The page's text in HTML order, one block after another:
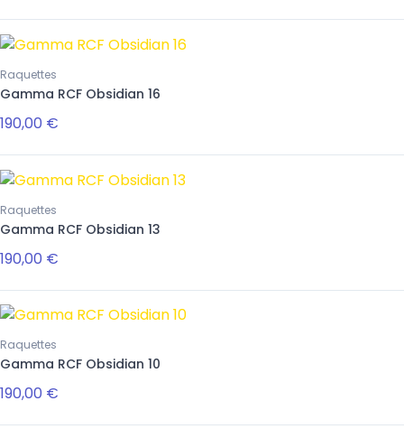
Raquettes
Gamma RCF Obsidian 16
190,00 €
Raquettes
Gamma RCF Obsidian 13
190,00 €
Raquettes
Gamma RCF Obsidian 10
190,00 €